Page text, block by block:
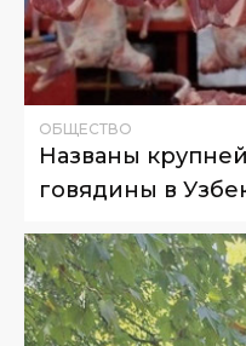
ОБЩЕСТВО
Названы
говядины в